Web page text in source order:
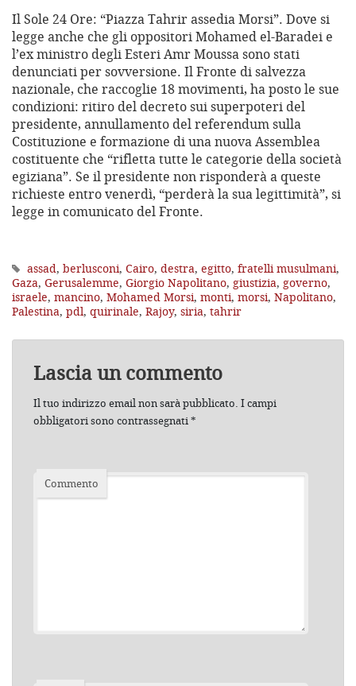
Il Sole 24 Ore: “Piazza Tahrir assedia Morsi”. Dove si
legge anche che gli oppositori Mohamed el-Baradei e
l’ex ministro degli Esteri Amr Moussa sono stati
denunciati per sovversione. Il Fronte di salvezza
nazionale, che raccoglie 18 movimenti, ha posto le sue
condizioni: ritiro del decreto sui superpoteri del
presidente, annullamento del referendum sulla
Costituzione e formazione di una nuova Assemblea
costituente che “rifletta tutte le categorie della società
egiziana”. Se il presidente non risponderà a queste
richieste entro venerdì, “perderà la sua legittimità”, si
legge in comunicato del Fronte.
assad, berlusconi, Cairo, destra, egitto, fratelli musulmani,
Gaza, Gerusalemme, Giorgio Napolitano, giustizia, governo,
israele, mancino, Mohamed Morsi, monti, morsi, Napolitano,
Palestina, pdl, quirinale, Rajoy, siria, tahrir
Lascia un commento
Il tuo indirizzo email non sarà pubblicato. I campi
obbligatori sono contrassegnati*
Commento